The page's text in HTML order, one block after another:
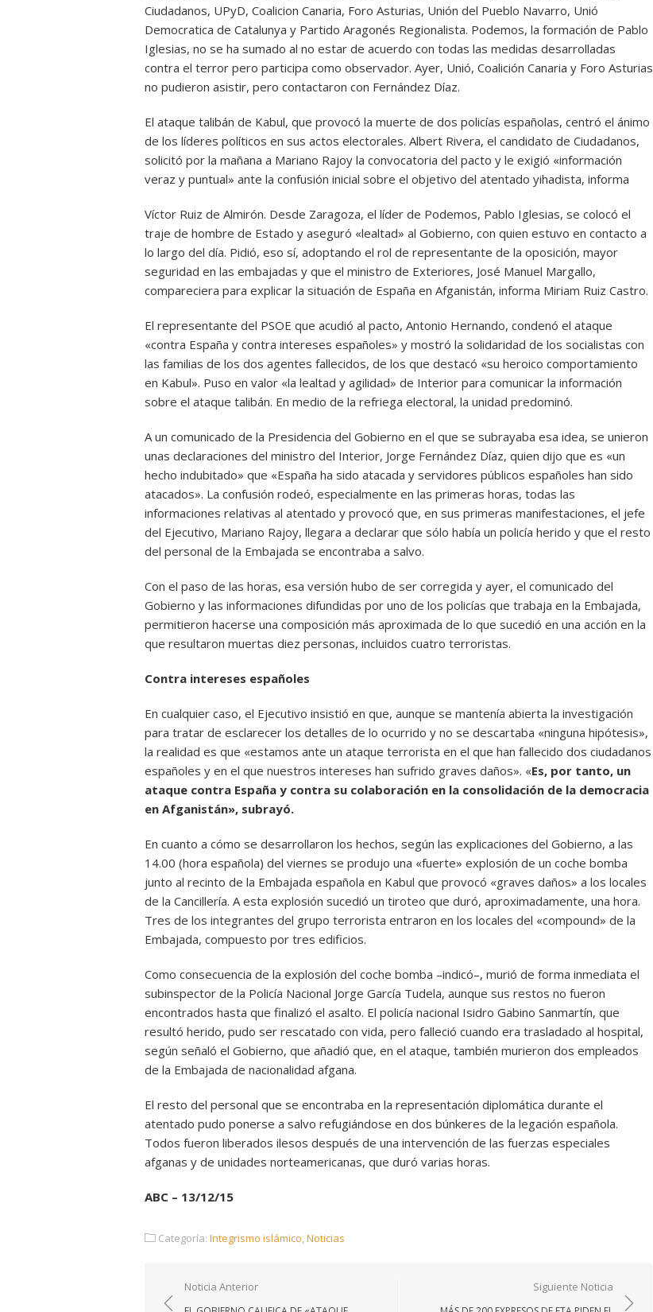
Ciudadanos, UPyD, Coalicion Canaria, Foro Asturias, Unión del Pueblo Navarro, Unió
Democratica de Catalunya y Partido Aragonés Regionalista. Podemos, la formación de Pablo
Iglesias, no se ha sumado al no estar de acuerdo con todas las medidas desarrolladas
contra el terror pero participa como observador. Ayer, Unió, Coalición Canaria y Foro Asturias
no pudieron asistir, pero contactaron con Fernández Díaz.
El ataque talibán de Kabul, que provocó la muerte de dos policías españolas, centró el ánimo
de los líderes políticos en sus actos electorales. Albert Rivera, el candidato de Ciudadanos,
solicitó por la mañana a Mariano Rajoy la convocatoria del pacto y le exigió «información
veraz y puntual» ante la confusión inicial sobre el objetivo del atentado yihadista, informa
Víctor Ruiz de Almirón. Desde Zaragoza, el líder de Podemos, Pablo Iglesias, se colocó el
traje de hombre de Estado y aseguró «lealtad» al Gobierno, con quien estuvo en contacto a
lo largo del día. Pidió, eso sí, adoptando el rol de representante de la oposición, mayor
seguridad en las embajadas y que el ministro de Exteriores, José Manuel Margallo,
compareciera para explicar la situación de España en Afganistán, informa Miriam Ruiz Castro.
El representante del PSOE que acudió al pacto, Antonio Hernando, condenó el ataque
«contra España y contra intereses españoles» y mostró la solidaridad de los socialistas con
las familias de los dos agentes fallecidos, de los que destacó «su heroico comportamiento
en Kabul». Puso en valor «la lealtad y agilidad» de Interior para comunicar la información
sobre el ataque talibán. En medio de la refriega electoral, la unidad predominó.
A un comunicado de la Presidencia del Gobierno en el que se subrayaba esa idea, se unieron
unas declaraciones del ministro del Interior, Jorge Fernández Díaz, quien dijo que es «un
hecho indubitado» que «España ha sido atacada y servidores públicos españoles han sido
atacados». La confusión rodeó, especialmente en las primeras horas, todas las
informaciones relativas al atentado y provocó que, en sus primeras manifestaciones, el jefe
del Ejecutivo, Mariano Rajoy, llegara a declarar que sólo había un policía herido y que el resto
del personal de la Embajada se encontraba a salvo.
Con el paso de las horas, esa versión hubo de ser corregida y ayer, el comunicado del
Gobierno y las informaciones difundidas por uno de los policías que trabaja en la Embajada,
permitieron hacerse una composición más aproximada de lo que sucedió en una acción en la
que resultaron muertas diez personas, incluidos cuatro terroristas.
Contra intereses españoles
En cualquier caso, el Ejecutivo insistió en que, aunque se mantenía abierta la investigación
para tratar de esclarecer los detalles de lo ocurrido y no se descartaba «ninguna hipótesis»,
la realidad es que «estamos ante un ataque terrorista en el que han fallecido dos ciudadanos
españoles y en el que nuestros intereses han sufrido graves daños». «Es, por tanto, un
ataque contra España y contra su colaboración en la consolidación de la democracia
en Afganistán», subrayó.
En cuanto a cómo se desarrollaron los hechos, según las explicaciones del Gobierno, a las
14.00 (hora española) del viernes se produjo una «fuerte» explosión de un coche bomba
junto al recinto de la Embajada española en Kabul que provocó «graves daños» a los locales
de la Cancillería. A esta explosión sucedió un tiroteo que duró, aproximadamente, una hora.
Tres de los integrantes del grupo terrorista entraron en los locales del «compound» de la
Embajada, compuesto por tres edificios.
Como consecuencia de la explosión del coche bomba –indicó–, murió de forma inmediata el
subinspector de la Policía Nacional Jorge García Tudela, aunque sus restos no fueron
encontrados hasta que finalizó el asalto. El policía nacional Isidro Gabino Sanmartín, que
resultó herido, pudo ser rescatado con vida, pero falleció cuando era trasladado al hospital,
según señaló el Gobierno, que añadió que, en el ataque, también murieron dos empleados
de la Embajada de nacionalidad afgana.
El resto del personal que se encontraba en la representación diplomática durante el
atentado pudo ponerse a salvo refugiándose en dos búnkeres de la legación española.
Todos fueron liberados ilesos después de una intervención de las fuerzas especiales
afganas y de unidades norteamericanas, que duró varias horas.
ABC – 13/12/15
Categoría: Integrismo islámico,Noticias
Navegación
de
Noticia Anterior Siguiente Noticia